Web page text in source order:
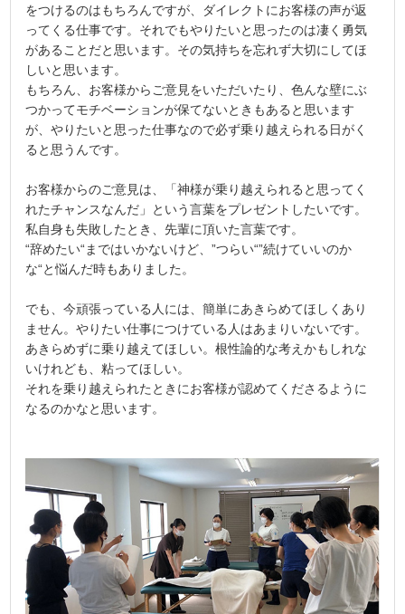
をつけるのはもちろんですが、ダイレクトにお客様の声が返
ってくる仕事です。それでもやりたいと思ったのは凄く勇気
があることだと思います。その気持ちを忘れず大切にしてほ
しいと思います。
もちろん、お客様からご意見をいただいたり、色んな壁にぶ
つかってモチベーションが保てないときもあると思います
が、やりたいと思った仕事なので必ず乗り越えられる日がく
ると思うんです。
お客様からのご意見は、「神様が乗り越えられると思ってく
れたチャンスなんだ」という言葉をプレゼントしたいです。
私自身も失敗したとき、先輩に頂いた言葉です。
“辞めたい“まではいかないけど、”つらい“”続けていいのか
な“と悩んだ時もありました。
でも、今頑張っている人には、簡単にあきらめてほしくあり
ません。やりたい仕事につけている人はあまりいないです。
あきらめずに乗り越えてほしい。根性論的な考えかもしれな
いけれども、粘ってほしい。
それを乗り越えられたときにお客様が認めてくださるように
なるのかなと思います。